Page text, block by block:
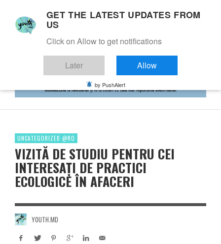
UNCATEGORIZED @RO
VIZITĂ DE STUDIU PENTRU CEI
INTERESAȚI DE PRACTICI
ECOLOGICE ÎN AFACERI
YOUTH.MD
GET THE LATEST UPDATES FROM
US
Click on Allow to get notifications
Later Allow
by PushAlert